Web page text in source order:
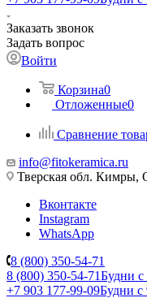
Заказать звонок
Задать вопрос
Войти
Корзина0
Отложенные0
Сравнение
info@fitokeramica.ru
Тверская обл. Кимры,
Вконтакте
Instagram
WhatsApp
8 (800) 350-54-71
8 (800) 350-54-71Будни с
+7 903 177-99-09Будни с